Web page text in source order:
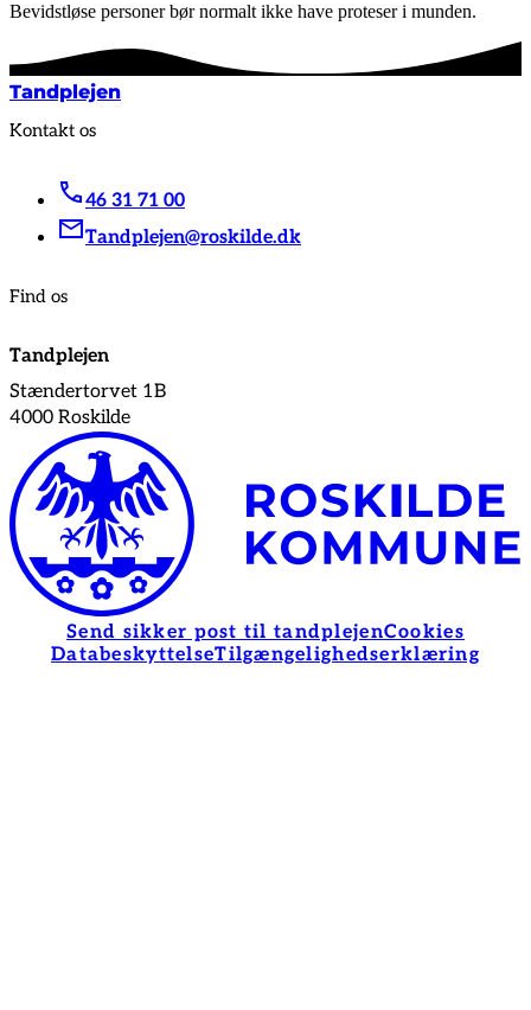
Bevidstløse personer bør normalt ikke have proteser i munden.
Tandplejen
Kontakt os
46 31 71 00
Tandplejen@roskilde.dk
Find os
Tandplejen
Stændertorvet 1B
4000 Roskilde
Send sikker post til tandplejenCookies
DatabeskyttelseTilgængelighedserklæring